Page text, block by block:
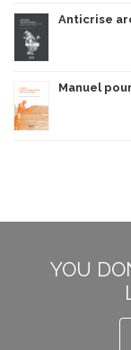
Anticrise
Manuel
YOU